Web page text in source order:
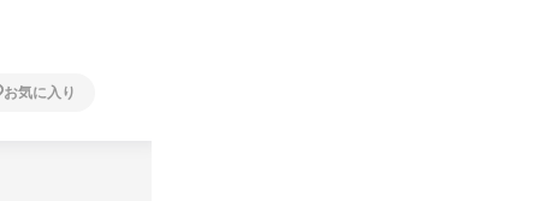
お気に入り